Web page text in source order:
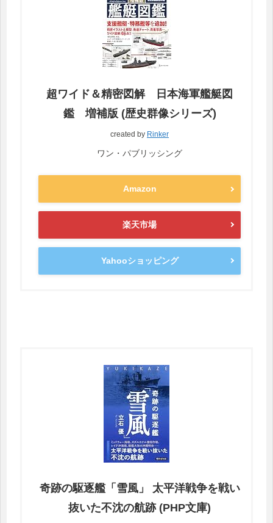
超ワイド＆精密図解 日本海軍艦艇図
鑑 増補版 (歴史群像シリーズ)
created by Rinker
ワン・パブリッシング
Amazon
楽天市場
Yahooショッピング
奇跡の駆逐艦「雪風」 太平洋戦争を戦い
抜いた不沈の航跡 (PHP文庫)